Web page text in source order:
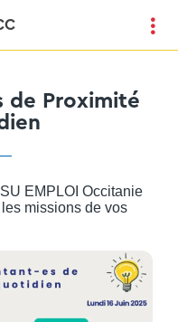
de Proximité
EMPLOI Occitanie
missions de vos